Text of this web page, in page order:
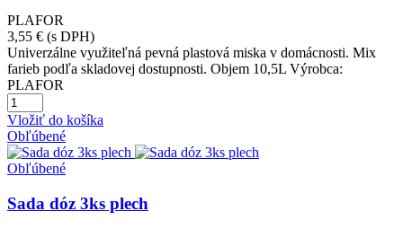
PLAFOR
3,55 € (s DPH)
Univerzálne využiteľná pevná plastová miska v domácnosti. Mix
farieb podľa skladovej dostupnosti. Objem 10,5L Výrobca:
PLAFOR
Vložiť do košíka
Obľúbené
Obľúbené
Sada dóz 3ks plech